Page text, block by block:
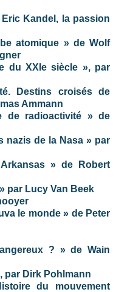
Kandel, la passion
atomique » de Wolf
du XXIe siècle », par
Destins croisés de
Ammann
de radioactivité » de
nazis de la Nasa » par
» de Robert
par Lucy Van Beek
le monde » de Peter
? » de Wain
par Dirk Pohlmann
du mouvement